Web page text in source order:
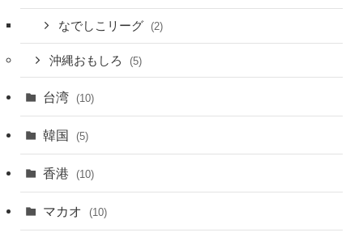
なでしこリーグ (2)
沖縄おもしろ (5)
台湾 (10)
韓国 (5)
香港 (10)
マカオ (10)